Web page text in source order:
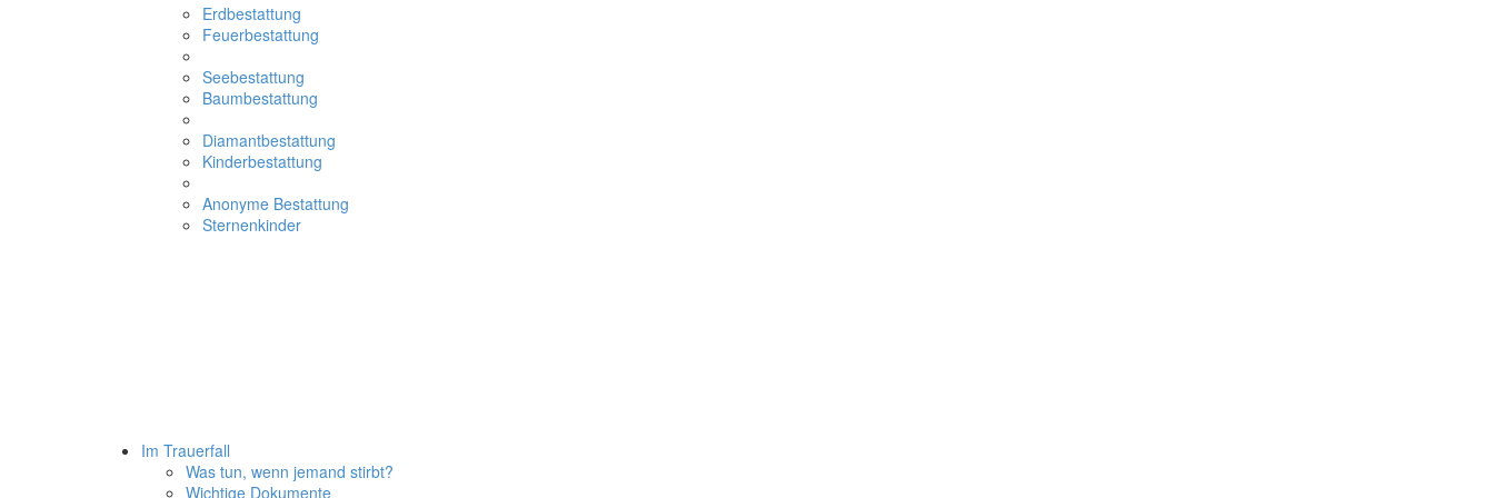
Erdbestattung
Feuerbestattung
Seebestattung
Baumbestattung
Diamantbestattung
Kinderbestattung
Anonyme Bestattung
Sternenkinder
Im Trauerfall
Was tun, wenn jemand stirbt?
Wichtige Dokumente